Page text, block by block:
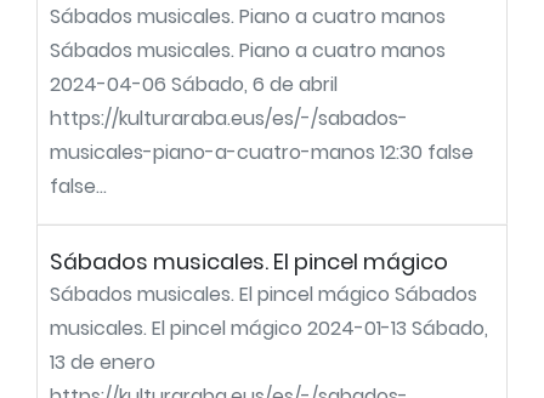
Sábados musicales. Piano a cuatro manos
Sábados musicales. Piano a cuatro manos
2024-04-06 Sábado, 6 de abril
https://kulturaraba.eus/es/-/sabados-
musicales-piano-a-cuatro-manos 12:30 false
false...
Sábados musicales. El pincel mágico
Sábados musicales. El pincel mágico Sábados
musicales. El pincel mágico 2024-01-13 Sábado,
13 de enero